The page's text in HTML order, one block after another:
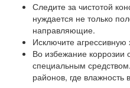
Следите за чистотой
нуждается не только
направляющие.
Исключите
Во избежание коррозии
специальным
районов, где влажность